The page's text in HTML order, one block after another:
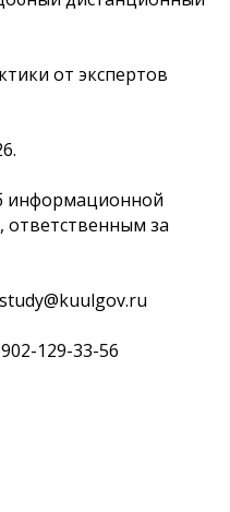
от экспертов
информационной
ответственным за
129-33-56